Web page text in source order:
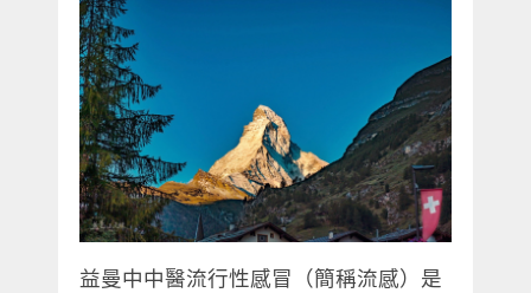
益曼中中醫流行性感冒（簡稱流感）是